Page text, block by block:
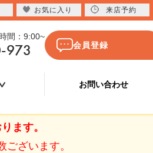
間：9:00~
973 会員登録
お問い合わせ
ます。
ざいます。
お気に入り 来店予約